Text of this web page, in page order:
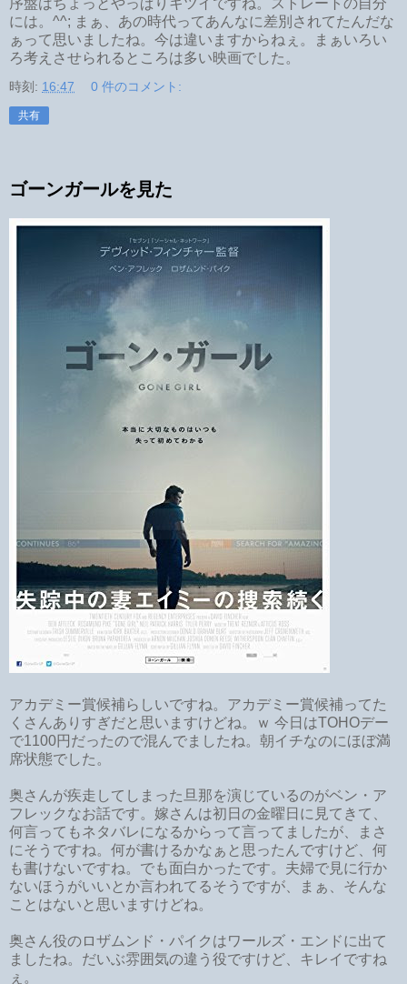
序盤はちょっとやっぱりキツイですね。ストレートの自分
には。^^; まぁ、あの時代ってあんなに差別されてたんだな
ぁって思いましたね。今は違いますからねぇ。まぁいろい
ろ考えさせられるところは多い映画でした。
時刻: 16:47 0 件のコメント:
共有
ゴーンガールを見た
アカデミー賞候補らしいですね。アカデミー賞候補ってた
くさんありすぎだと思いますけどね。ｗ 今日はTOHOデー
で1100円だったので混んでましたね。朝イチなのにほぼ満
席状態でした。
奥さんが疾走してしまった旦那を演じているのがベン・ア
フレックなお話です。嫁さんは初日の金曜日に見てきて、
何言ってもネタバレになるからって言ってましたが、まさ
にそうですね。何が書けるかなぁと思ったんですけど、何
も書けないですね。でも面白かったです。夫婦で見に行か
ないほうがいいとか言われてるそうですが、まぁ、そんな
ことはないと思いますけどね。
奥さん役のロザムンド・パイクはワールズ・エンドに出て
ましたね。だいぶ雰囲気の違う役ですけど、キレイですね
ぇ。